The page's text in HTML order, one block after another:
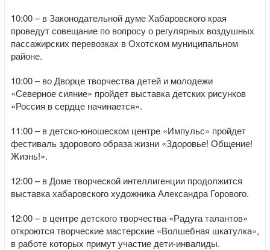
10:00 – в Законодательной думе Хабаровского края
проведут совещание по вопросу о регулярных воздушных
пассажирских перевозках в Охотском муниципальном
районе.
10:00 – во Дворце творчества детей и молодежи
«Северное сияние» пройдет выставка детских рисунков
«Россия в сердце начинается».
11:00 – в детско-юношеском центре «Импульс» пройдет
фестиваль здорового образа жизни «Здоровье! Общение!
Жизнь!».
12:00 – в Доме творческой интеллигенции продолжится
выставка хабаровского художника Александра Горового.
12:00 – в центре детского творчества «Радуга талантов»
откроются творческие мастерские «Волшебная шкатулка»,
в работе которых примут участие дети-инвалиды.